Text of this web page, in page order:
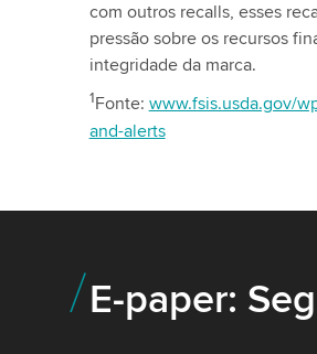
com outros recalls, esses
pressão sobre os recursos
integridade da marca.
1Fonte: www.fsis.usda.gov/
and-alerts
E-paper: